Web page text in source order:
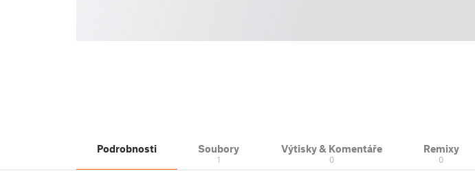
Podrobnosti Soubory
1
Výtisky & Komentáře
0
Remixy
0